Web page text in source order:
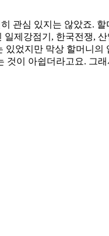
관심 있지는 않았죠.
제강점기, 한국전쟁,
었지만 막상 할머니
것이 아쉽더라고요. 그